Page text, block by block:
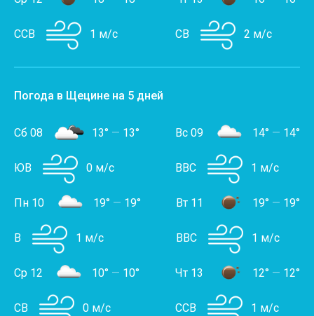
ССВ 1 м/с СВ 2 м/с
Погода в Щецине на 5 дней
Сб 08 13° — 13°
ЮВ 0 м/с
Вс 09 14° — 14°
ВВС 1 м/с
Пн 10 19° — 19°
В 1 м/с
Вт 11 19° — 19°
ВВС 1 м/с
Ср 12 10° — 10°
СВ 0 м/с
Чт 13 12° — 12°
ССВ 1 м/с